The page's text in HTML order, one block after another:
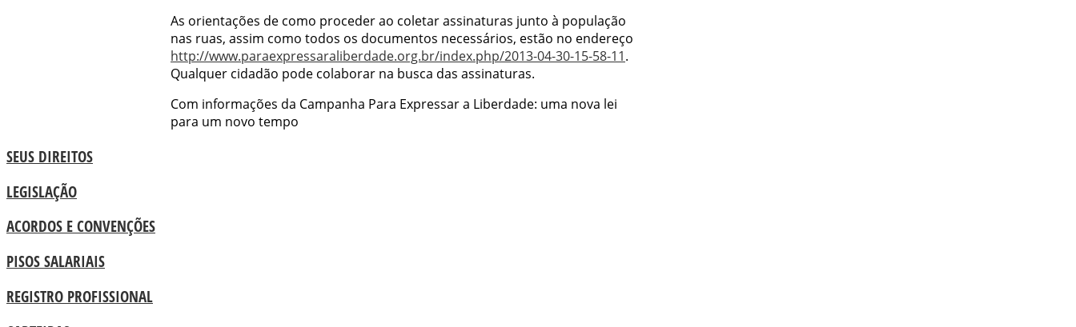
As orientações de como proceder ao coletar assinaturas junto à população
nas ruas, assim como todos os documentos necessários, estão no endereço
http://www.paraexpressaraliberdade.org.br/index.php/2013-04-30-15-58-11.
Qualquer cidadão pode colaborar na busca das assinaturas.
Com informações da Campanha Para Expressar a Liberdade: uma nova lei
para um novo tempo
SEUS DIREITOS
LEGISLAÇÃO
ACORDOS E CONVENÇÕES
PISOS SALARIAIS
REGISTRO PROFISSIONAL